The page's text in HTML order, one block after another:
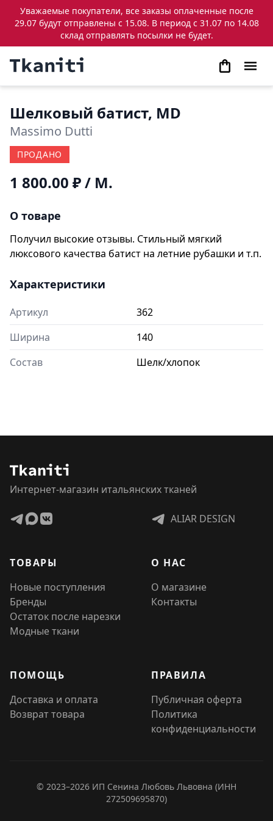
Уважаемые покупатели, все заказы оплаченные после
29.07 будут отправлены с 15.08. В период с 31.07 по 14.08
склад отправлять посылки не будет.
Шелковый батист, MD
Massimo Dutti
ПРОДАНО
1 800.00 ₽/ М.
О товаре
Получил высокие отзывы. Стильный мягкий
люксового качества батист на летние рубашки и т.п.
Характеристики
Артикул
362
Ширина
140
Состав
Шелк/хлопок
Интернет-магазин итальянских тканей
ALIAR DESIGN
ТОВАРЫ
Новые поступления
Бренды
Остаток после нарезки
Модные ткани
О НАС
О магазине
Контакты
ПОМОЩЬ
Доставка и оплата
Возврат товара
ПРАВИЛА
Публичная оферта
Политика
конфиденциальности
© 2023–2026 ИП Сенина Любовь Львовна (ИНН
272509695870)